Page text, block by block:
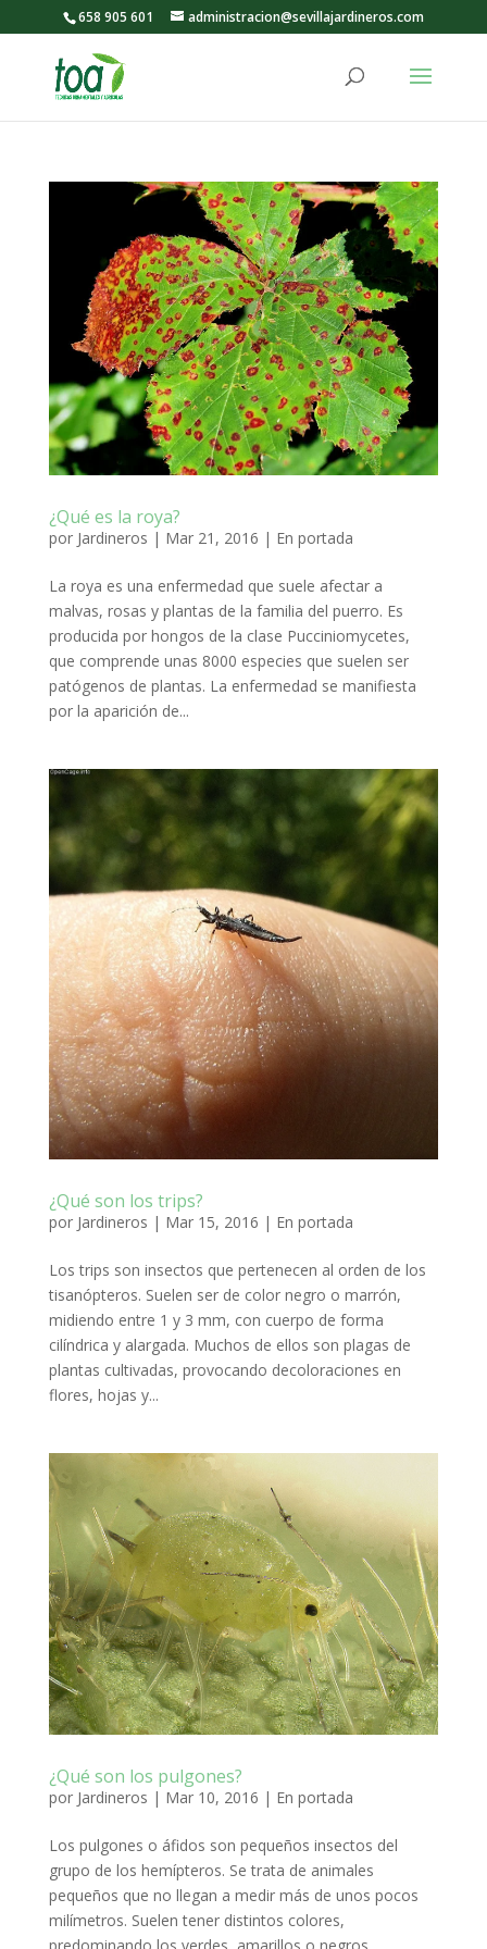
658 905 601 administracion@sevillajardineros.com
¿Qué es la roya?
por Jardineros | Mar 21, 2016 | En portada
La roya es una enfermedad que suele afectar a
malvas, rosas y plantas de la familia del puerro. Es
producida por hongos de la clase Pucciniomycetes,
que comprende unas 8000 especies que suelen ser
patógenos de plantas. La enfermedad se manifiesta
por la aparición de...
¿Qué son los trips?
por Jardineros | Mar 15, 2016 | En portada
Los trips son insectos que pertenecen al orden de los
tisanópteros. Suelen ser de color negro o marrón,
midiendo entre 1 y 3 mm, con cuerpo de forma
cilíndrica y alargada. Muchos de ellos son plagas de
plantas cultivadas, provocando decoloraciones en
flores, hojas y...
¿Qué son los pulgones?
por Jardineros | Mar 10, 2016 | En portada
Los pulgones o áfidos son pequeños insectos del
grupo de los hemípteros. Se trata de animales
pequeños que no llegan a medir más de unos pocos
milímetros. Suelen tener distintos colores,